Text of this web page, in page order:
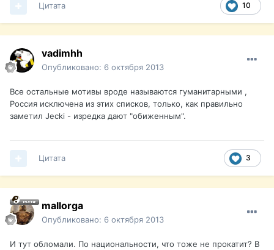
10
Цитата
vadimhh
Опубликовано: 6 октября 2013
Все остальные мотивы вроде называются гуманитарными ,
Россия исключена из этих списков, только, как правильно
заметил Jecki - изредка дают "обиженным".
3
Цитата
mallorga
Опубликовано: 6 октября 2013
И тут обломали. По национальности, что тоже не прокатит? В